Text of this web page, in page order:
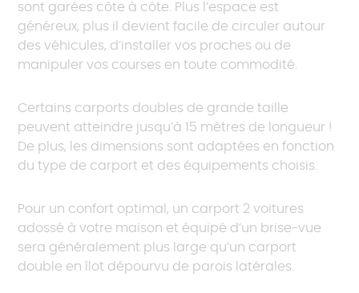
sont garées côte à côte. Plus l’espace est
généreux, plus il devient facile de circuler autour
des véhicules, d’installer vos proches ou de
manipuler vos courses en toute commodité.
Certains carports doubles de grande taille
peuvent atteindre jusqu’à 15 mètres de longueur !
De plus, les dimensions sont adaptées en fonction
du type de carport et des équipements choisis.
Pour un confort optimal, un carport 2 voitures
adossé à votre maison et équipé d’un brise-vue
sera généralement plus large qu’un carport
double en îlot dépourvu de parois latérales.